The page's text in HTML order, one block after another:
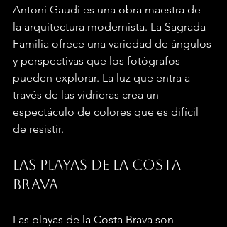
Antoni Gaudí es una obra maestra de
la arquitectura modernista. La Sagrada
Familia ofrece una variedad de ángulos
y perspectivas que los fotógrafos
pueden explorar. La luz que entra a
través de las vidrieras crea un
espectáculo de colores que es difícil
de resistir.
Las playas de la Costa
Brava
Las playas de la Costa Brava son